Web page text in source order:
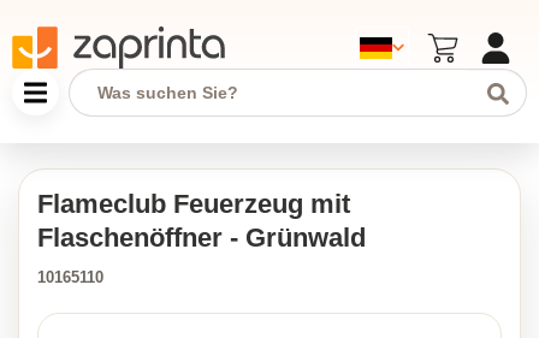
Flameclub Feuerzeug mit
Flaschenöffner - Grünwald
10165110